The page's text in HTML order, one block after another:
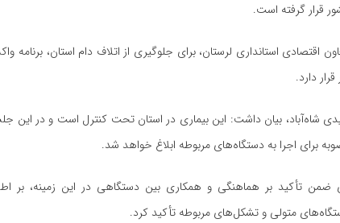
قرار گرفته است.
اقتصادی استانداری لرستان، برای جلوگیری از اتلاف دام استان، برنامه
قرار دارد.
شاه‌آباد، بیان داشت: این بیماری در استان تحت کنترل است و در این
برای اجرا به دستگاه‌های مربوطه ابلاغ خواهد شد.
ضمن تأکید بر هماهنگی و همکاری بین دستگاهی در این زمینه، بر
متولی و تشکل‌های مربوطه تأکید کرد.